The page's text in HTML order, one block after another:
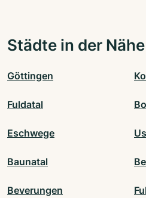
Städte in der Nähe
Göttingen
Fuldatal
Eschwege
Baunatal
Beverungen